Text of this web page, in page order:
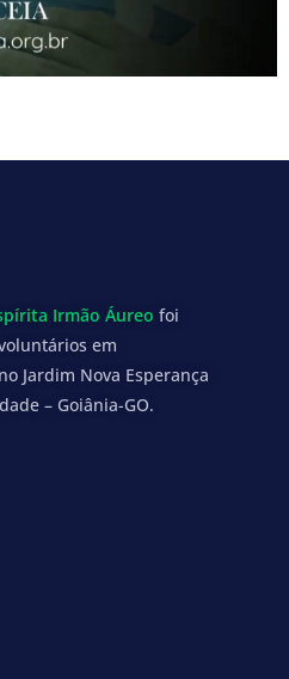
Irmão Áureo foi
em
Jardim Nova Esperança
– Goiânia-GO.